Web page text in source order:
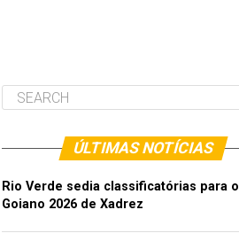
ÚLTIMAS NOTÍCIAS
Rio Verde sedia classificatórias para o
Goiano 2026 de Xadrez